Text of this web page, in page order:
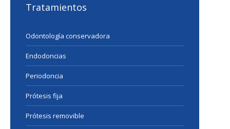
Tratamientos
Odontología conservadora
Endodoncias
Periodoncia
Prótesis fija
Prótesis removible